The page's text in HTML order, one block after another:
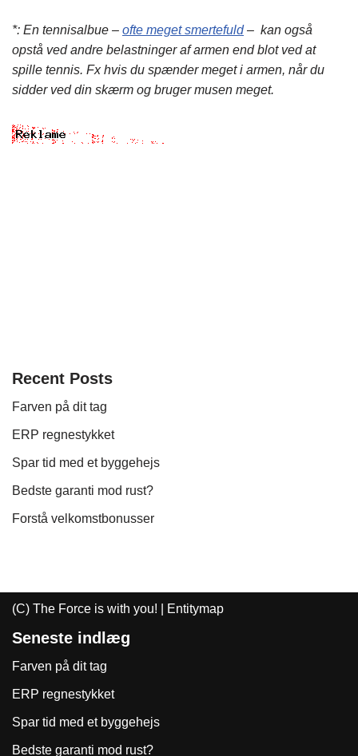
*: En tennisalbue – ofte meget smertefuld– kan også
opstå ved andre belastninger af armen end blot ved at
spille tennis. Fx hvis du spænder meget i armen, når du
sidder ved din skærm og bruger musen meget.
Recent Posts
Farven på dit tag
ERP regnestykket
Spar tid med et byggehejs
Bedste garanti mod rust?
Forstå velkomstbonusser
(C) The Force is with you! | Entitymap
Seneste indlæg
Farven på dit tag
ERP regnestykket
Spar tid med et byggehejs
Bedste garanti mod rust?